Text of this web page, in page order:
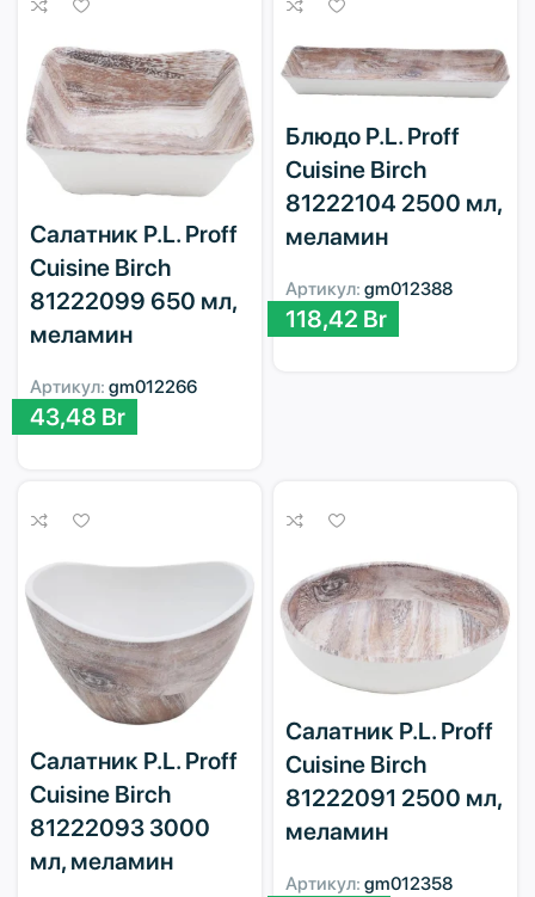
Салатник P.L. Proff
Cuisine Birch
81222099 650 мл,
меламин
Артикул: gm012266
43,48 Br
Блюдо P.L. Proff
Cuisine Birch
81222104 2500 мл,
меламин
Артикул: gm012388
118,42 Br
Салатник P.L. Proff
Cuisine Birch
81222093 3000
мл, меламин
Салатник P.L. Proff
Cuisine Birch
81222091 2500 мл,
меламин
Артикул: gm012358